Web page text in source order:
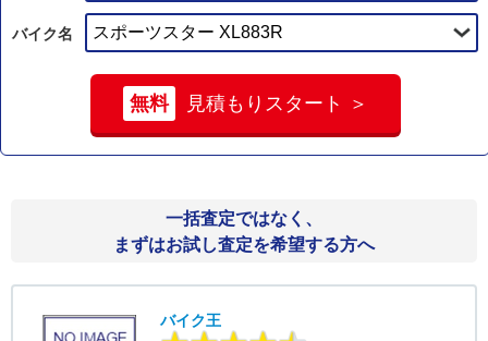
バイク名
無料 見積もりスタート ＞
一括査定ではなく、
まずはお試し査定を希望する方へ
バイク王